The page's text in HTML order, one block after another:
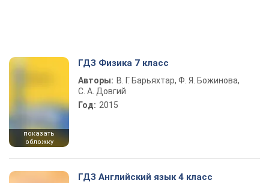
показать
обложку
ГДЗ Физика 7 класс
Авторы: В. Г. Барьяхтар, Ф. Я. Божинова,
С. А. Довгий
Год: 2015
ГДЗ Английский язык 4 класс